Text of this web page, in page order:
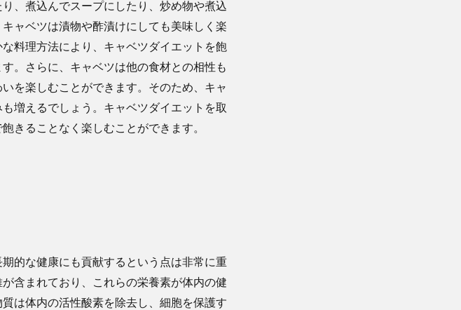
、煮込んでスープにしたり、炒め物や煮込
ャベツは漬物や酢漬けにしても美味しく楽
料理方法により、キャベツダイエットを飽
。さらに、キャベツは他の食材との相性も
を楽しむことができます。そのため、キャ
増えるでしょう。キャベツダイエットを取
きることなく楽しむことができます。
的な健康にも貢献するという点は非常に重
含まれており、これらの栄養素が体内の健
は体内の活性酸素を除去し、細胞を保護す